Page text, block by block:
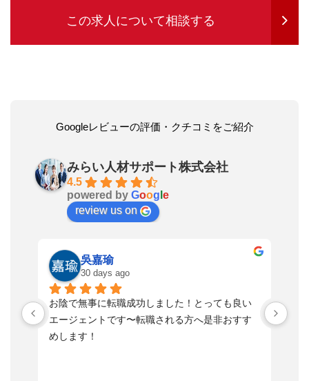
この求人について相談する
Googleレビューの評価・クチコミをご紹介
みらい人材サポート株式会社
4.5
powered by Goog e
review us on
吳嘉瑜
30 days ago
お陰で無事に転職成功しました！とっても良い
エージェントです〜転職される方へ是非おすす
めします！